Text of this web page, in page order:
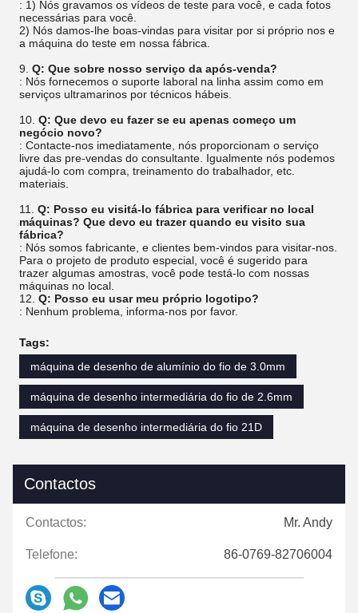
: 1) Nós gravamos os vídeos de teste para você, e cada fotos
necessárias para você.
2) Nós damos-lhe boas-vindas para visitar por si próprio nos e
a máquina do teste em nossa fábrica.
9. Q: Que sobre nosso serviço da após-venda?
: Nós fornecemos o suporte laboral na linha assim como em
serviços ultramarinos por técnicos hábeis.
10. Q: Que devo eu fazer se eu apenas começo um
negócio novo?
: Contacte-nos imediatamente, nós proporcionam o serviço
livre das pre-vendas do consultante. Igualmente nós podemos
ajudá-lo com compra, treinamento do trabalhador, etc.
materiais.
11. Q: Posso eu visitá-lo fábrica para verificar no local
máquinas? Que devo eu trazer quando eu visito sua
fábrica?
: Nós somos fabricante, e clientes bem-vindos para visitar-nos.
Para o projeto de produto especial, você é sugerido para
trazer algumas amostras, você pode testá-lo com nossas
máquinas no local.
12. Q: Posso eu usar meu próprio logotipo?
: Nenhum problema, informa-nos por favor.
Tags:
máquina de desenho de alumínio do fio de 3.0mm
máquina de desenho intermediária do fio de 2.6mm
máquina de desenho intermediária do fio 21D
Contactos
Contactos: Mr. Andy
Telefone: 86-0769-82706004